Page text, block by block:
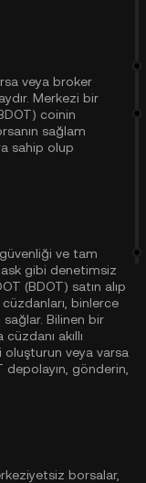
veya broker
Merkezi bir
coinin
sağlam
sahip olup
ve tam
gibi denetimsiz
(BDOT) satın alıp
binlerce
Bilinen bir
akıllı
veya varsa
gönderin,
borsalar,